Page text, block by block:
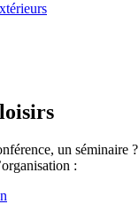
un séminaire ?
: